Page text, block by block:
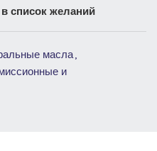
список желаний
масла,
и